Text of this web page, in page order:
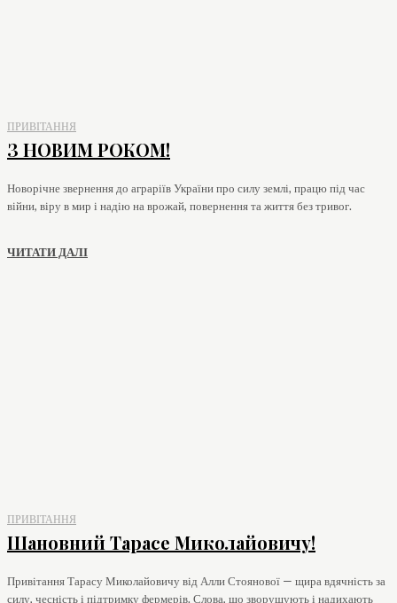
ПРИВІТАННЯ
З НОВИМ РОКОМ!
Новорічне звернення до аграріїв України про силу землі, працю під час
війни, віру в мир і надію на врожай, повернення та життя без тривог.
ЧИТАТИ ДАЛІ
ПРИВІТАННЯ
Шановний Тарасе Миколайовичу!
Привітання Тарасу Миколайовичу від Алли Стоянової — щира вдячність за
силу, чесність і підтримку фермерів. Слова, що зворушують і надихають